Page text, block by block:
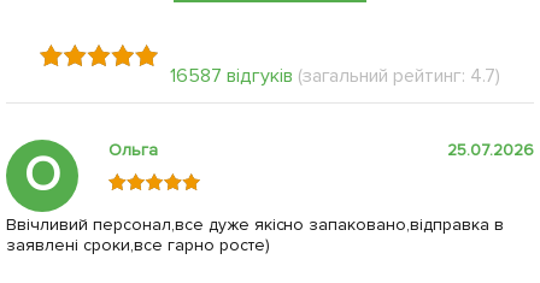
16587 відгуків (загальний рейтинг: 4.7)
О Ольга 25.07.2026
Ввічливий персонал,все дуже якісно запаковано,відправка в
заявлені сроки,все гарно росте)